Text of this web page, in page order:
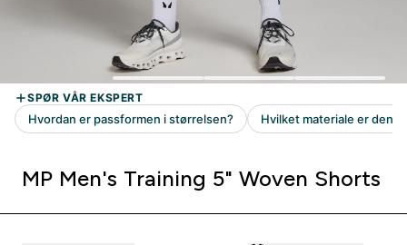
MP Men's Training 5" Woven Shorts